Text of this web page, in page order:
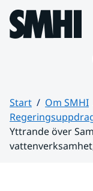
Hoppa till sidans
Start
Om SMHI
Yttrande över